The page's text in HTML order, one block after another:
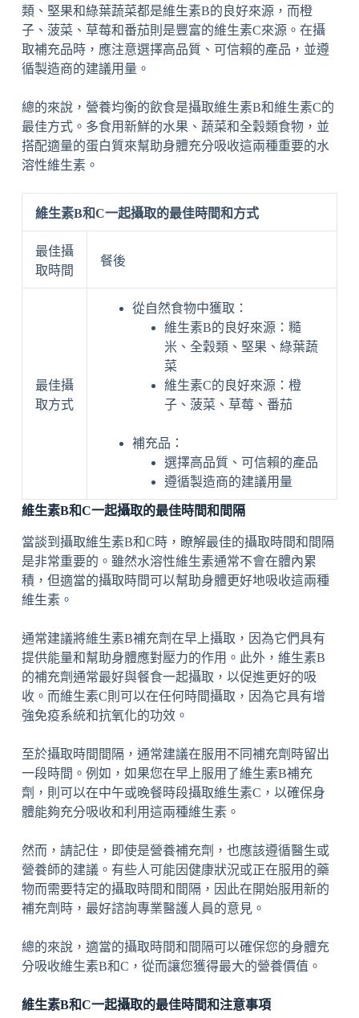
類、堅果和綠葉蔬菜都是維生素B的良好來源，而橙
子、菠菜、草莓和番茄則是豐富的維生素C來源。在攝
取補充品時，應注意選擇高品質、可信賴的產品，並遵
循製造商的建議用量。
總的來說，營養均衡的飲食是攝取維生素B和維生素C的
最佳方式。多食用新鮮的水果、蔬菜和全穀類食物，並
搭配適量的蛋白質來幫助身體充分吸收這兩種重要的水
溶性維生素。
維生素B和C一起攝取的最佳時間和方式
最佳攝
取時間
餐後
最佳攝
取方式
從自然食物中獲取：
維生素B的良好來源：糙
米、全穀類、堅果、綠葉蔬
菜
維生素C的良好來源：橙
子、菠菜、草莓、番茄
補充品：
選擇高品質、可信賴的產品
遵循製造商的建議用量
維生素B和C一起攝取的最佳時間和間隔
當談到攝取維生素B和C時，瞭解最佳的攝取時間和間隔
是非常重要的。雖然水溶性維生素通常不會在體內累
積，但適當的攝取時間可以幫助身體更好地吸收這兩種
維生素。
通常建議將維生素B補充劑在早上攝取，因為它們具有
提供能量和幫助身體應對壓力的作用。此外，維生素B
的補充劑通常最好與餐食一起攝取，以促進更好的吸
收。而維生素C則可以在任何時間攝取，因為它具有增
強免疫系統和抗氧化的功效。
至於攝取時間間隔，通常建議在服用不同補充劑時留出
一段時間。例如，如果您在早上服用了維生素B補充
劑，則可以在中午或晚餐時段攝取維生素C，以確保身
體能夠充分吸收和利用這兩種維生素。
然而，請記住，即使是營養補充劑，也應該遵循醫生或
營養師的建議。有些人可能因健康狀況或正在服用的藥
物而需要特定的攝取時間和間隔，因此在開始服用新的
補充劑時，最好諮詢專業醫護人員的意見。
總的來說，適當的攝取時間和間隔可以確保您的身體充
分吸收維生素B和C，從而讓您獲得最大的營養價值。
維生素B和C一起攝取的最佳時間和注意事項